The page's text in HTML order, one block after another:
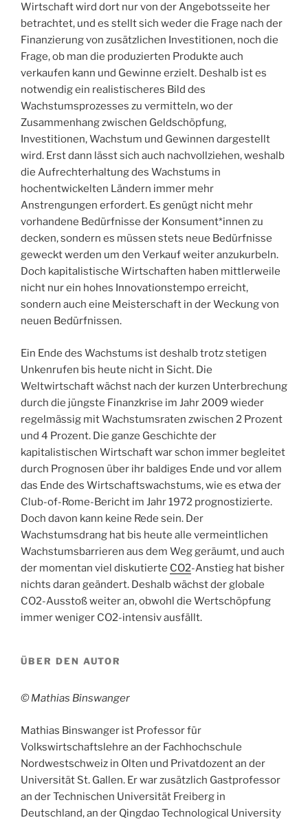
Wirtschaft wird dort nur von der Angebotsseite her
betrachtet, und es stellt sich weder die Frage nach der
Finanzierung von zusätzlichen Investitionen, noch die
Frage, ob man die produzierten Produkte auch
verkaufen kann und Gewinne erzielt. Deshalb ist es
notwendig ein realistischeres Bild des
Wachstumsprozesses zu vermitteln, wo der
Zusammenhang zwischen Geldschöpfung,
Investitionen, Wachstum und Gewinnen dargestellt
wird. Erst dann lässt sich auch nachvollziehen, weshalb
die Aufrechterhaltung des Wachstums in
hochentwickelten Ländern immer mehr
Anstrengungen erfordert. Es genügt nicht mehr
vorhandene Bedürfnisse der Konsument*innen zu
decken, sondern es müssen stets neue Bedürfnisse
geweckt werden um den Verkauf weiter anzukurbeln.
Doch kapitalistische Wirtschaften haben mittlerweile
nicht nur ein hohes Innovationstempo erreicht,
sondern auch eine Meisterschaft in der Weckung von
neuen Bedürfnissen.
Ein Ende des Wachstums ist deshalb trotz stetigen
Unkenrufen bis heute nicht in Sicht. Die
Weltwirtschaft wächst nach der kurzen Unterbrechung
durch die jüngste Finanzkrise im Jahr 2009 wieder
regelmässig mit Wachstumsraten zwischen 2 Prozent
und 4 Prozent. Die ganze Geschichte der
kapitalistischen Wirtschaft war schon immer begleitet
durch Prognosen über ihr baldiges Ende und vor allem
das Ende des Wirtschaftswachstums, wie es etwa der
Club-of-Rome-Bericht im Jahr 1972 prognostizierte.
Doch davon kann keine Rede sein. Der
Wachstumsdrang hat bis heute alle vermeintlichen
Wachstumsbarrieren aus dem Weg geräumt, und auch
der momentan viel diskutierte CO2-Anstieg hat bisher
nichts daran geändert. Deshalb wächst der globale
CO2-Ausstoß weiter an, obwohl die Wertschöpfung
immer weniger CO2-intensiv ausfällt.
ÜBER DEN AUTOR
© Mathias Binswanger
Mathias Binswanger ist Professor für
Volkswirtschaftslehre an der Fachhochschule
Nordwestschweiz in Olten und Privatdozent an der
Universität St. Gallen. Er war zusätzlich Gastprofessor
an der Technischen Universität Freiberg in
Deutschland, an der Qingdao Technological University